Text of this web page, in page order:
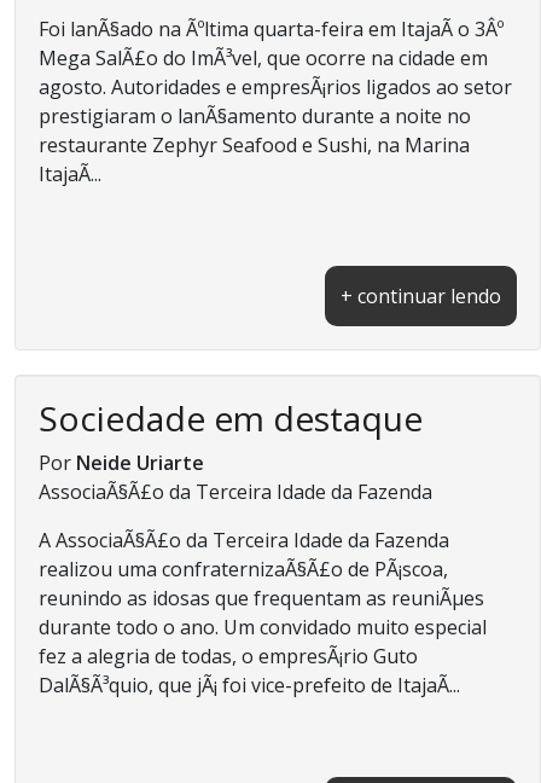
Foi lanÃ§ado na Ãºltima quarta-feira em ItajaÃ­ o 3Âº
Mega SalÃ£o do ImÃ³vel, que ocorre na cidade em
agosto. Autoridades e empresÃ¡rios ligados ao setor
prestigiaram o lanÃ§amento durante a noite no
restaurante Zephyr Seafood e Sushi, na Marina
ItajaÃ­...
+ continuar lendo
Sociedade em destaque
Por Neide Uriarte
AssociaÃ§Ã£o da Terceira Idade da Fazenda
A AssociaÃ§Ã£o da Terceira Idade da Fazenda
realizou uma confraternizaÃ§Ã£o de PÃ¡scoa,
reunindo as idosas que frequentam as reuniÃµes
durante todo o ano. Um convidado muito especial
fez a alegria de todas, o empresÃ¡rio Guto
DalÃ§Ã³quio, que jÃ¡ foi vice-prefeito de ItajaÃ­...